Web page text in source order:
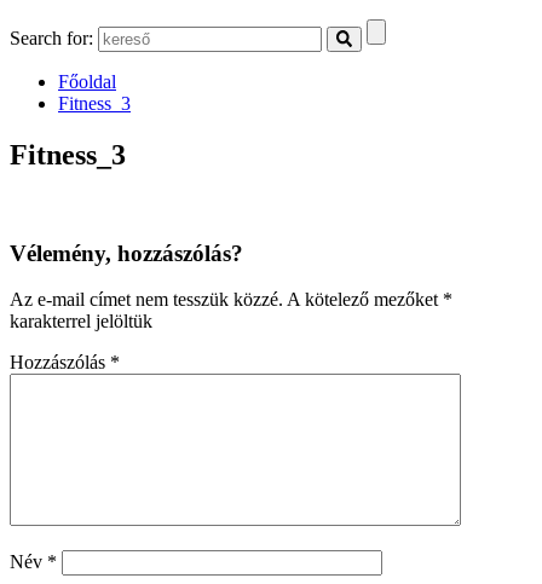
Search for:
Főoldal
Fitness_3
Fitness_3
Vélemény, hozzászólás?
Az e-mail címet nem tesszük közzé. A kötelező mezőket *
karakterrel jelöltük
Hozzászólás *
Név *